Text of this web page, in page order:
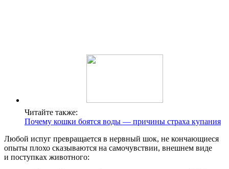
Читайте также:
Почему кошки боятся воды — причины страха купания
Любой испуг превращается в нервный шок, не кончающиеся
опыты плохо сказываются на самочувствии, внешнем виде
и поступках животного: